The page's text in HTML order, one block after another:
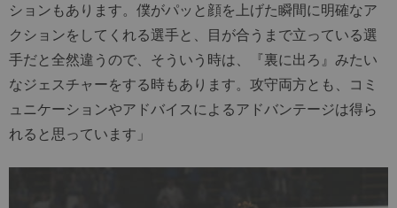
ションもあります。僕がパッと顔を上げた瞬間に明確なア
クションをしてくれる選手と、目が合うまで立っている選
手だと全然違うので、そういう時は、『裏に出ろ』みたい
なジェスチャーをする時もあります。攻守両方とも、コミ
ュニケーションやアドバイスによるアドバンテージは得ら
れると思っています」